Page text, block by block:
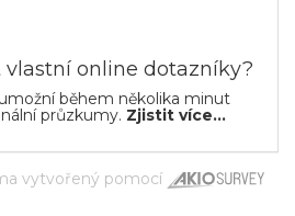
vlastní online dotazníky?
během několika minut
průzkumy. Zjistit více...
vytvořený pomocí